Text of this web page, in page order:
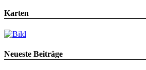
Karten
Neueste Beiträge